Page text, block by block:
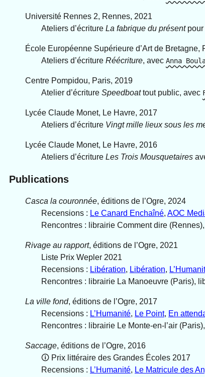
Université Rennes 2, Rennes, 2021
Ateliers d’écriture La fabrique du présentpour
École Européenne Supérieure d’Art de Bretagne,
Ateliers d’écriture Réécriture, avec Anna
Centre Pompidou, Paris, 2019
Atelier d’écriture Speedboattout public, avec
Lycée Claude Monet, Le Havre, 2017
Ateliers d’écriture Vingt mille lieux sous les
Lycée Claude Monet, Le Havre, 2016
Ateliers d’écriture Les Trois Mousquetaires
Publications
Casca la couronnée, éditions de l’Ogre, 2024
Recensions : Le Canard Enchaîné, AOC
Rencontres : librairie Comment dire
Rivage au rapport, éditions de l’Ogre, 2021
Liste Prix Wepler 2021
Recensions : Libération, Libération,
Rencontres : librairie La Manoeuvre (Paris),
La ville fond, éditions de l’Ogre, 2017
Recensions : L’Humanité, Le Point, En
Rencontres : librairie Le Monte-en-l’air
Saccage, éditions de l’Ogre, 2016
🛈︎ Prix littéraire des Grandes Écoles 2017
Recensions : L’Humanité, Le Matricule des